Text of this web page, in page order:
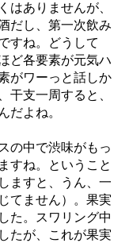
はありませんが、
だし、第一次飲み
すね。どうして
ど各要素が元気ハ
がワーっと話しか
干支一周すると、
だよね。
の中で渋味がもっ
すね。ということ
ますと、うん、一
てません）。果実
た。スワリング中
たが、これが果実